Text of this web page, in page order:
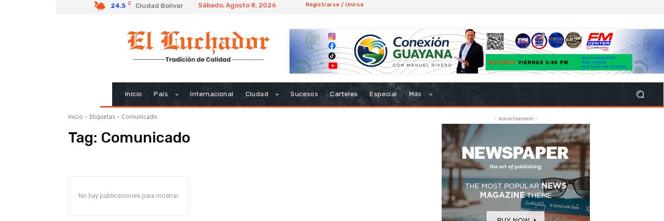
24.5 C Ciudad Bolivar Sábado, Agosto 8, 2026 Registrarse / Unirse
Inicio País Internacional Ciudad Sucesos Carteles Especial Más
Inicio Etiquetas Comunicado
Tag: Comunicado
No hay publicaciones para mostrar
- Advertisement -